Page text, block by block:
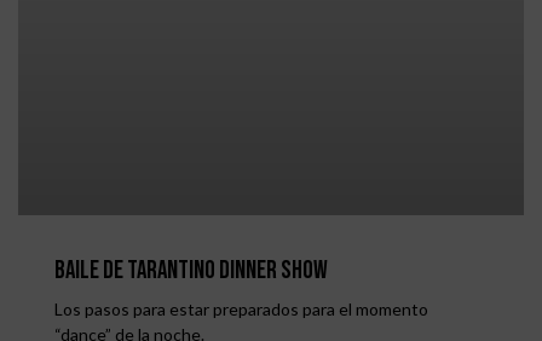
Baile de Tarantino Dinner Show
Los pasos para estar preparados para el momento
“dance” de la noche.